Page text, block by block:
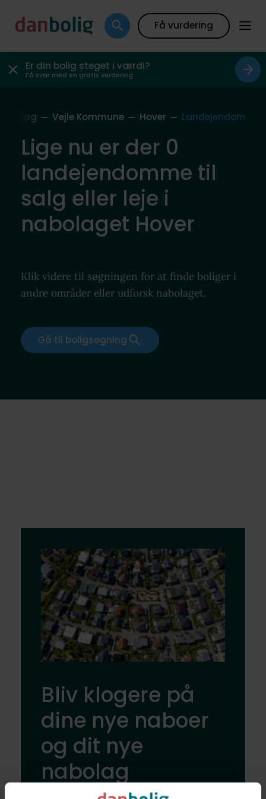
Få vurdering
Er din bolig steget i værdi?
Få svar med en gratis vurdering
Vejle Kommune Hover Landejendom
Lige nu er der 0
landejendomme til
salg eller leje i
nabolaget Hover
Klik videre til søgningen for at finde boliger i
andre områder eller udforsk nabolaget.
Gå til boligsøgning
Bliv klogere på
dine nye naboer
og dit nye
nabolag